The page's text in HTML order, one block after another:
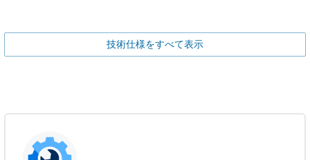
技術仕様をすべて表示